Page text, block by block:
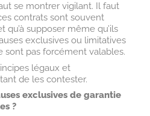
se montrer vigilant. Il faut
contrats sont souvent
supposer même qu’ils
exclusives ou limitatives
sont pas forcément valables.
légaux et
de les contester.
exclusives de garantie
?